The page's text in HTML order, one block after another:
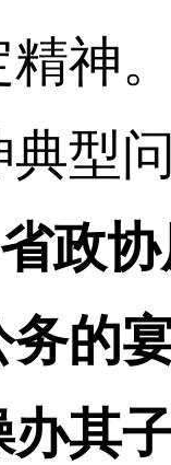
神
型
政
的
其